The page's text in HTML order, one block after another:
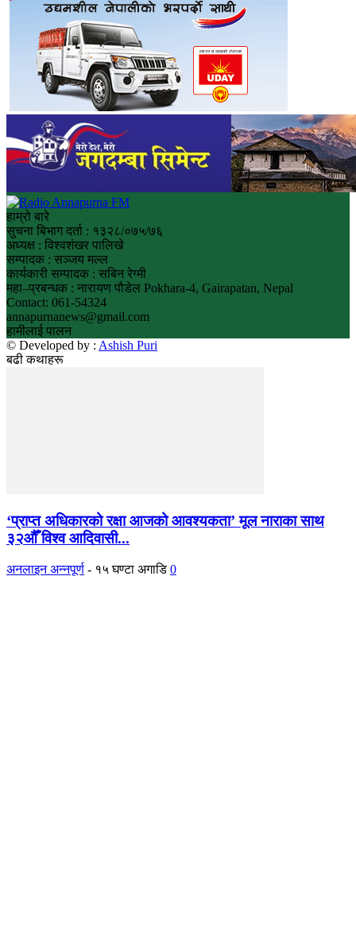
हाम्रो बारे
सुचना बिभाग दर्ता : १३२८/०७५/७६
अध्यक्ष : विश्वशंखर पालिखे
सम्पादक : सञ्जय मल्ल
कार्यकारी सम्पादक : सबिन रेग्मी
महा–प्रबन्धक : नारायण पौडेल Pokhara-4, Gairapatan, Nepal
Contact: 061-54324
annapurnanews@gmail.com
हामीलाई पालन
© Developed by : Ashish Puri
बढी कथाहरू
‘प्राप्त अधिकारको रक्षा आजको आवश्यकता’ मूल नाराका साथ
३२औँ विश्व आदिवासी...
अनलाइन अन्नपूर्ण - १५ घण्टा अगाडि 0